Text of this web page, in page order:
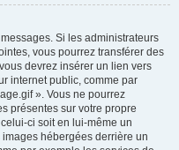
Si les administrateurs
vous pourrez transférer des
devrez insérer un lien vers
internet public, comme par
». Vous ne pourrez
présentes sur votre propre
ci soit en lui-même un
hébergées derrière un